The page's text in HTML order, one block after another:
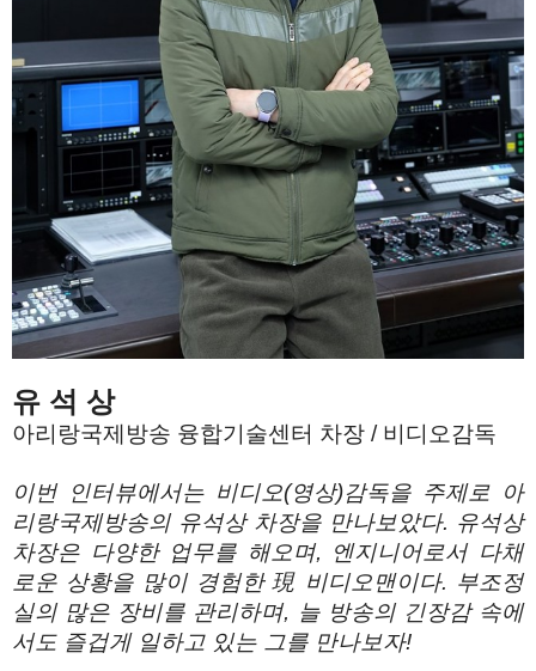
유 석 상
아리랑국제방송 융합기술센터 차장 / 비디오감독
이번 인터뷰에서는 비디오(영상)감독을 주제로 아
리랑국제방송의 유석상 차장을 만나보았다. 유석상
차장은 다양한 업무를 해오며, 엔지니어로서 다채
로운 상황을 많이 경험한 現 비디오맨이다. 부조정
실의 많은 장비를 관리하며, 늘 방송의 긴장감 속에
서도 즐겁게 일하고 있는 그를 만나보자!